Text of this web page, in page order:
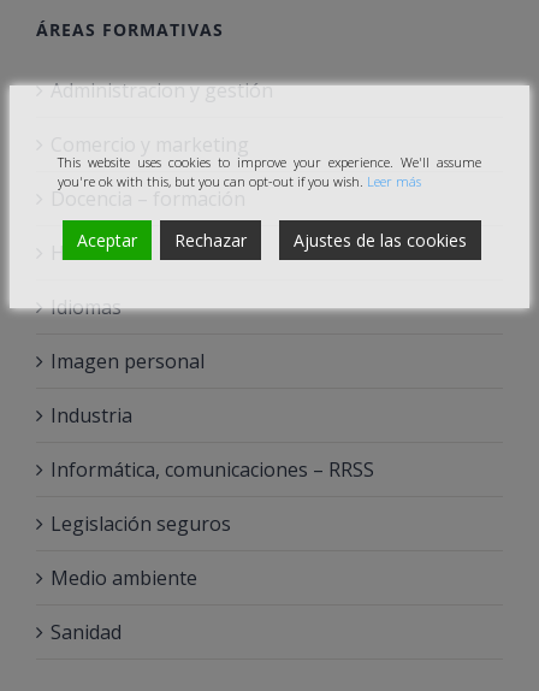
ÁREAS FORMATIVAS
Administracion y gestión
Docencia – formación
Hostelería
Idiomas
Imagen personal
Industria
Informática, comunicaciones – RRSS
Legislación seguros
Medio ambiente
Sanidad
This website uses cookies to improve your experience. We'll assume
you're ok with this, but you can opt-out if you wish. Leer más
Aceptar Rechazar Ajustes de las cookies